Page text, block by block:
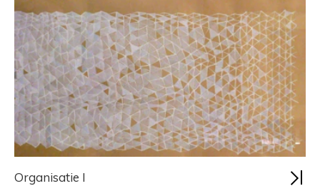
Organisatie I